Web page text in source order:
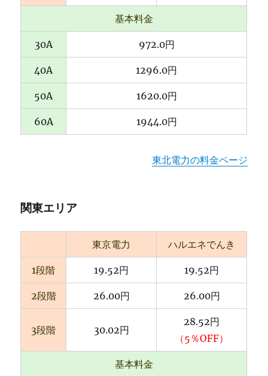
基本料金
30A 972.0円
40A 1296.0円
50A 1620.0円
60A 1944.0円
東北電力の料金ページ
関東エリア
東京電力 ハルエネでんき
1段階 19.52円 19.52円
2段階 26.00円 26.00円
3段階 30.02円
28.52円
（5％OFF）
基本料金